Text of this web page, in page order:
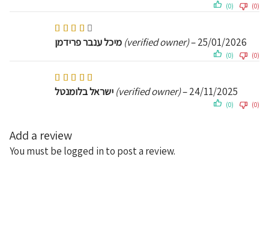
(0) (0)
(verified owner)–25/01/2026
(0) (0)
(verified owner)–24/11/2025
(0) (0)
Add a review
You must be logged in to post a review.